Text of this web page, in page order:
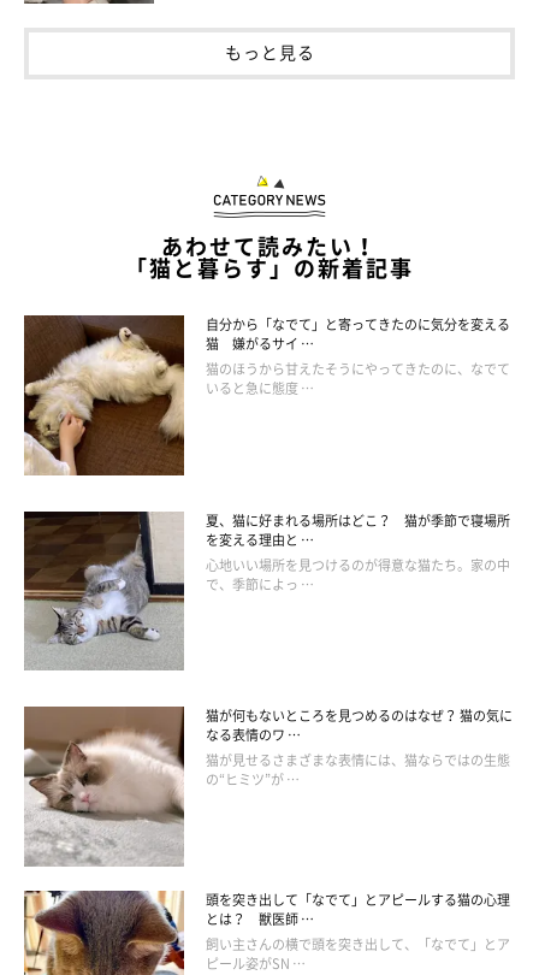
もっと見る
あわせて読みたい！
「猫と暮らす」の新着記事
自分から「なでて」と寄ってきたのに気分を変える
猫 嫌がるサイ …
猫のほうから甘えたそうにやってきたのに、なでて
いると急に態度 …
夏、猫に好まれる場所はどこ？ 猫が季節で寝場所
を変える理由と …
心地いい場所を見つけるのが得意な猫たち。家の中
で、季節によっ …
猫が何もないところを見つめるのはなぜ？ 猫の気に
なる表情のワ …
猫が見せるさまざまな表情には、猫ならではの生態
の“ヒミツ”が …
頭を突き出して「なでて」とアピールする猫の心理
とは？ 獣医師 …
飼い主さんの横で頭を突き出して、「なでて」とア
ピール姿がSN …